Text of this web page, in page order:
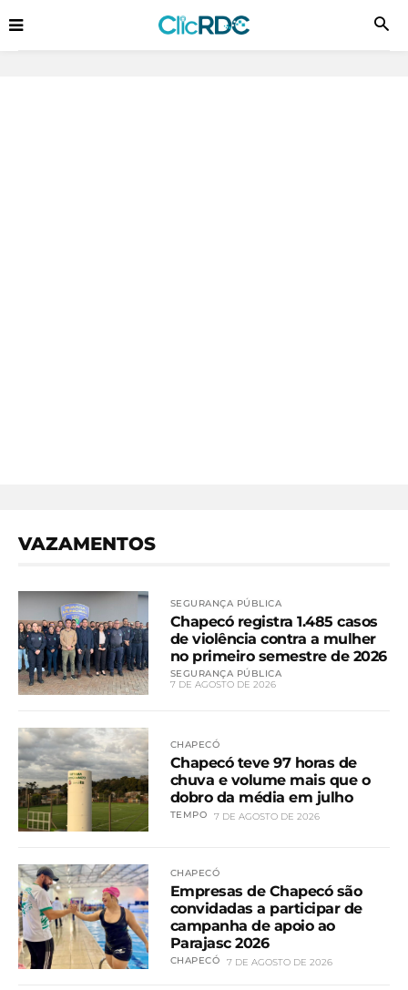
VAZAMENTOS
SEGURANÇA PÚBLICA
Chapecó registra 1.485 casos
de violência contra a mulher
no primeiro semestre de 2026
SEGURANÇA PÚBLICA
7 DE AGOSTO DE 2026
CHAPECÓ
Chapecó teve 97 horas de
chuva e volume mais que o
dobro da média em julho
TEMPO 7 DE AGOSTO DE 2026
CHAPECÓ
Empresas de Chapecó são
convidadas a participar de
campanha de apoio ao
Parajasc 2026
CHAPECÓ 7 DE AGOSTO DE 2026